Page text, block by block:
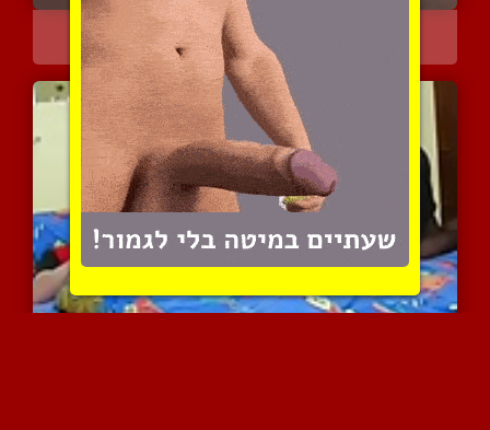
גירוי חושני של טוסיק חמו...
| 1 המלצות